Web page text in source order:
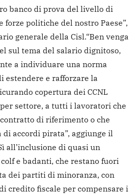
banco di prova del livello di
politiche del nostro Paese”,
generale della Cisl.“Ben venga
sul tema del salario dignitoso,
a individuare una norma
estendere e rafforzare la
copertura dei CCNL
settore, a tutti i lavoratori che
di riferimento o che
di accordi pirata”, aggiunge il
all’inclusione di quasi un
e badanti, che restano fuori
dei partiti di minoranza, con
credito fiscale per compensare i